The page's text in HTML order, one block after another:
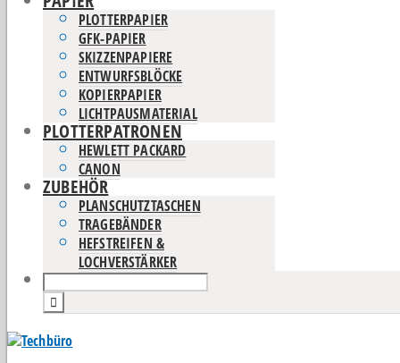
PLOTTERPAPIER
GFK-PAPIER
SKIZZENPAPIERE
ENTWURFSBLÖCKE
KOPIERPAPIER
LICHTPAUSMATERIAL
PLOTTERPATRONEN
HEWLETT PACKARD
CANON
ZUBEHÖR
PLANSCHUTZTASCHEN
TRAGEBÄNDER
HEFSTREIFEN &
LOCHVERSTÄRKER